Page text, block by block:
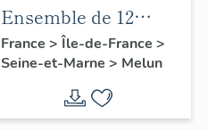
Ensemble de 12
verrières de l'abside
et du choeur : Vierge
à l'Enfant, figures
bibliques et saints
France > Île-de-France >
Seine-et-Marne > Melun